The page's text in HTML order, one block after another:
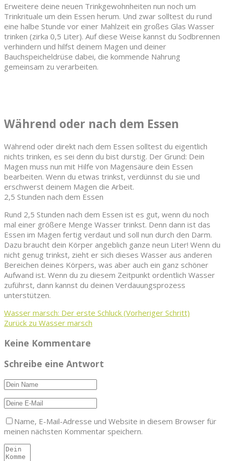
Erweitere deine neuen Trinkgewohnheiten nun noch um
Trinkrituale um dein Essen herum. Und zwar solltest du rund
eine halbe Stunde vor einer Mahlzeit ein großes Glas Wasser
trinken (zirka 0,5 Liter). Auf diese Weise kannst du Sodbrennen
verhindern und hilfst deinem Magen und deiner
Bauchspeicheldrüse dabei, die kommende Nahrung
gemeinsam zu verarbeiten.
Während oder nach dem Essen
Während oder direkt nach dem Essen solltest du eigentlich
nichts trinken, es sei denn du bist durstig. Der Grund: Dein
Magen muss nun mit Hilfe von Magensäure dein Essen
bearbeiten. Wenn du etwas trinkst, verdünnst du sie und
erschwerst deinem Magen die Arbeit.
2,5 Stunden nach dem Essen
Rund 2,5 Stunden nach dem Essen ist es gut, wenn du noch
mal einer größere Menge Wasser trinkst. Denn dann ist das
Essen im Magen fertig verdaut und soll nun durch den Darm.
Dazu braucht dein Körper angeblich ganze neun Liter! Wenn du
nicht genug trinkst, zieht er sich dieses Wasser aus anderen
Bereichen deines Körpers, was aber auch ein ganz schöner
Aufwand ist. Wenn du zu diesem Zeitpunkt ordentlich Wasser
zuführst, dann kannst du deinen Verdauungsprozess
unterstützen.
Wasser marsch: Der erste Schluck (Vorheriger Schritt)
Zurück zu Wasser marsch
Keine Kommentare
Schreibe eine Antwort
Name, E-Mail-Adresse und Website in diesem Browser für
meinen nächsten Kommentar speichern.